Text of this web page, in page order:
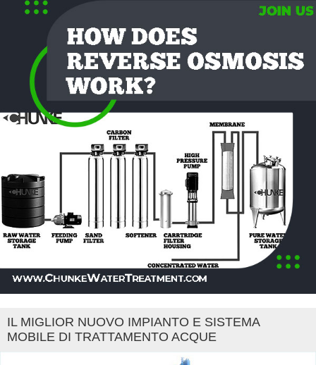
IL MIGLIOR NUOVO IMPIANTO E SISTEMA
MOBILE DI TRATTAMENTO ACQUE